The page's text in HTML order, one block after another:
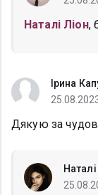
Наталі Ліон,
Ірина
Дякую за